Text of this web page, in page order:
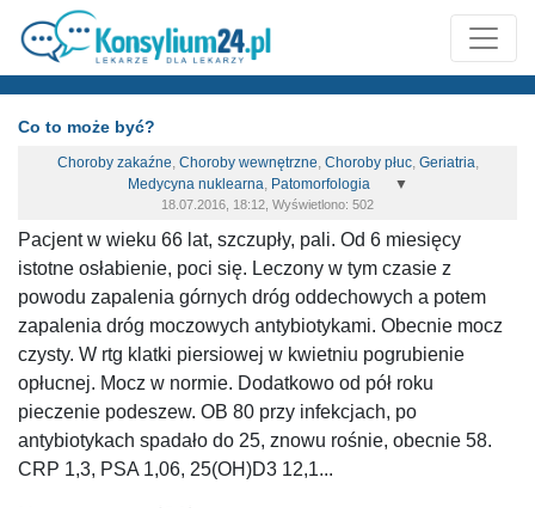
Co to może być?
Choroby zakaźne, Choroby wewnętrzne, Choroby płuc, Geriatria,
Medycyna nuklearna, Patomorfologia ▼
18.07.2016, 18:12, Wyświetlono: 502
Pacjent w wieku 66 lat, szczupły, pali. Od 6 miesięcy
istotne osłabienie, poci się. Leczony w tym czasie z
powodu zapalenia górnych dróg oddechowych a potem
zapalenia dróg moczowych antybiotykami. Obecnie mocz
czysty. W rtg klatki piersiowej w kwietniu pogrubienie
opłucnej. Mocz w normie. Dodatkowo od pół roku
pieczenie podeszew. OB 80 przy infekcjach, po
antybiotykach spadało do 25, znowu rośnie, obecnie 58.
CRP 1,3, PSA 1,06, 25(OH)D3 12,1...